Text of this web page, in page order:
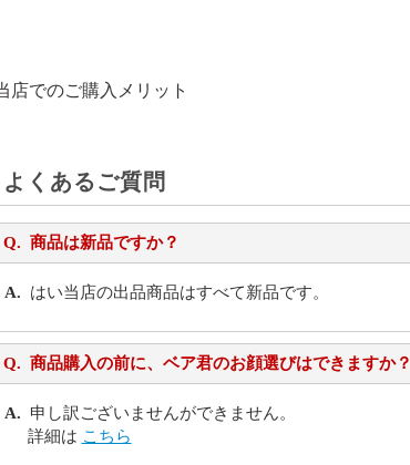
よくあるご質問
商品は新品ですか？
はい当店の出品商品はすべて新品です。
商品購入の前に、ベア君のお顔選びはできますか？
申し訳ございませんができません。
詳細は こちら